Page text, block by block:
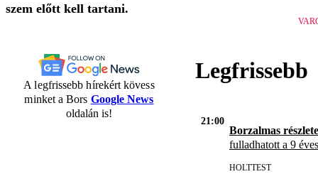
szem előtt kell tartani.
A legfrissebb hírekért kövess
minket a Bors Google News
oldalán is!
Legfrissebb
21:00
Borzalmas
fulladhatott a 9
HOLTTEST